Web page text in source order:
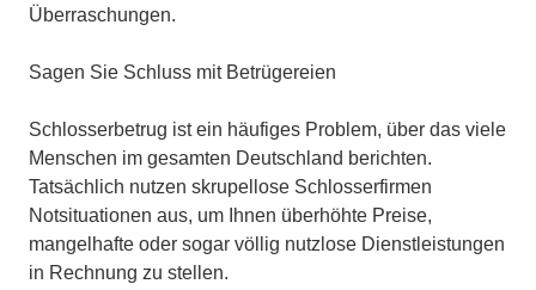
Überraschungen.
Sagen Sie Schluss mit Betrügereien
Schlosserbetrug ist ein häufiges Problem, über das viele
Menschen im gesamten Deutschland berichten.
Tatsächlich nutzen skrupellose Schlosserfirmen
Notsituationen aus, um Ihnen überhöhte Preise,
mangelhafte oder sogar völlig nutzlose Dienstleistungen
in Rechnung zu stellen.